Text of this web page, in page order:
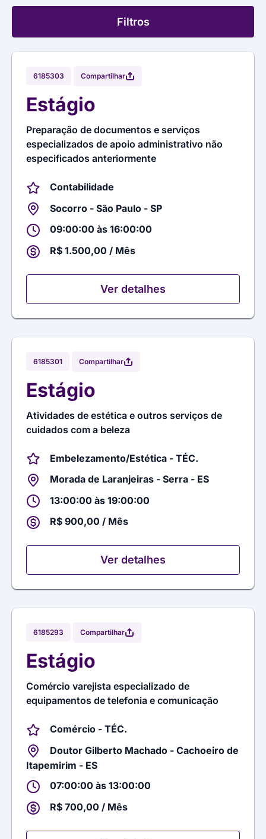
Filtros
6185303 Compartilhar
Estágio
Preparação de documentos e serviços
especializados de apoio administrativo não
especificados anteriormente
Contabilidade
Socorro - São Paulo - SP
09:00:00 às 16:00:00
R$ 1.500,00 / Mês
Ver detalhes
6185301 Compartilhar
Estágio
Atividades de estética e outros serviços de
cuidados com a beleza
Embelezamento/Estética - TÉC.
Morada de Laranjeiras - Serra - ES
13:00:00 às 19:00:00
R$ 900,00 / Mês
Ver detalhes
6185293 Compartilhar
Estágio
Comércio varejista especializado de
equipamentos de telefonia e comunicação
Comércio - TÉC.
Doutor Gilberto Machado - Cachoeiro de
Itapemirim - ES
07:00:00 às 13:00:00
R$ 700,00 / Mês